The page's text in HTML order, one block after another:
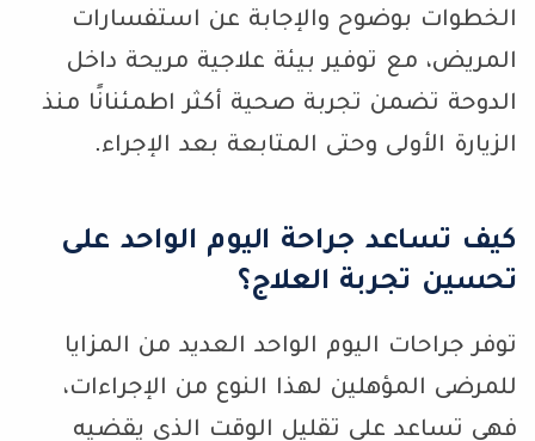
الخطوات بوضوح والإجابة عن استفسارات
المريض، مع توفير بيئة علاجية مريحة داخل
الدوحة تضمن تجربة صحية أكثر اطمئنانًا منذ
الزيارة الأولى وحتى المتابعة بعد الإجراء.
كيف تساعد جراحة اليوم الواحد على
تحسين تجربة العلاج؟
توفر جراحات اليوم الواحد العديد من المزايا
للمرضى المؤهلين لهذا النوع من الإجراءات،
فهي تساعد على تقليل الوقت الذي يقضيه